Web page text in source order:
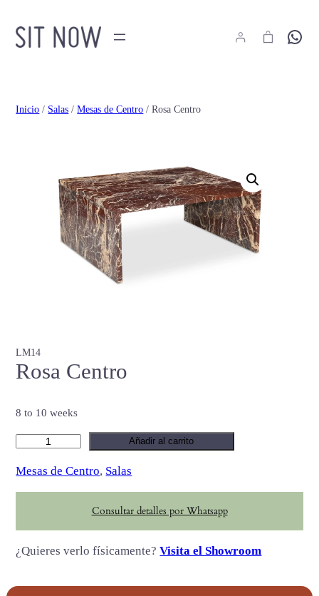
Hola
Inicio / Salas /Mesas de Centro / Rosa Centro
LM14
Rosa Centro
8 to 10 weeks
s
a
e
n
r
Añadir al carrito
Mesas de Centro, Salas
Consultar detalles por Whatsapp
¿Quieres verlo físicamente?Visita el Showroom